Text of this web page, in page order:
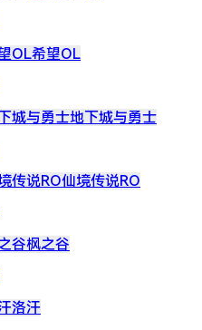
希望OL
地下城与勇士
仙境传说RO
枫之谷
洛汗